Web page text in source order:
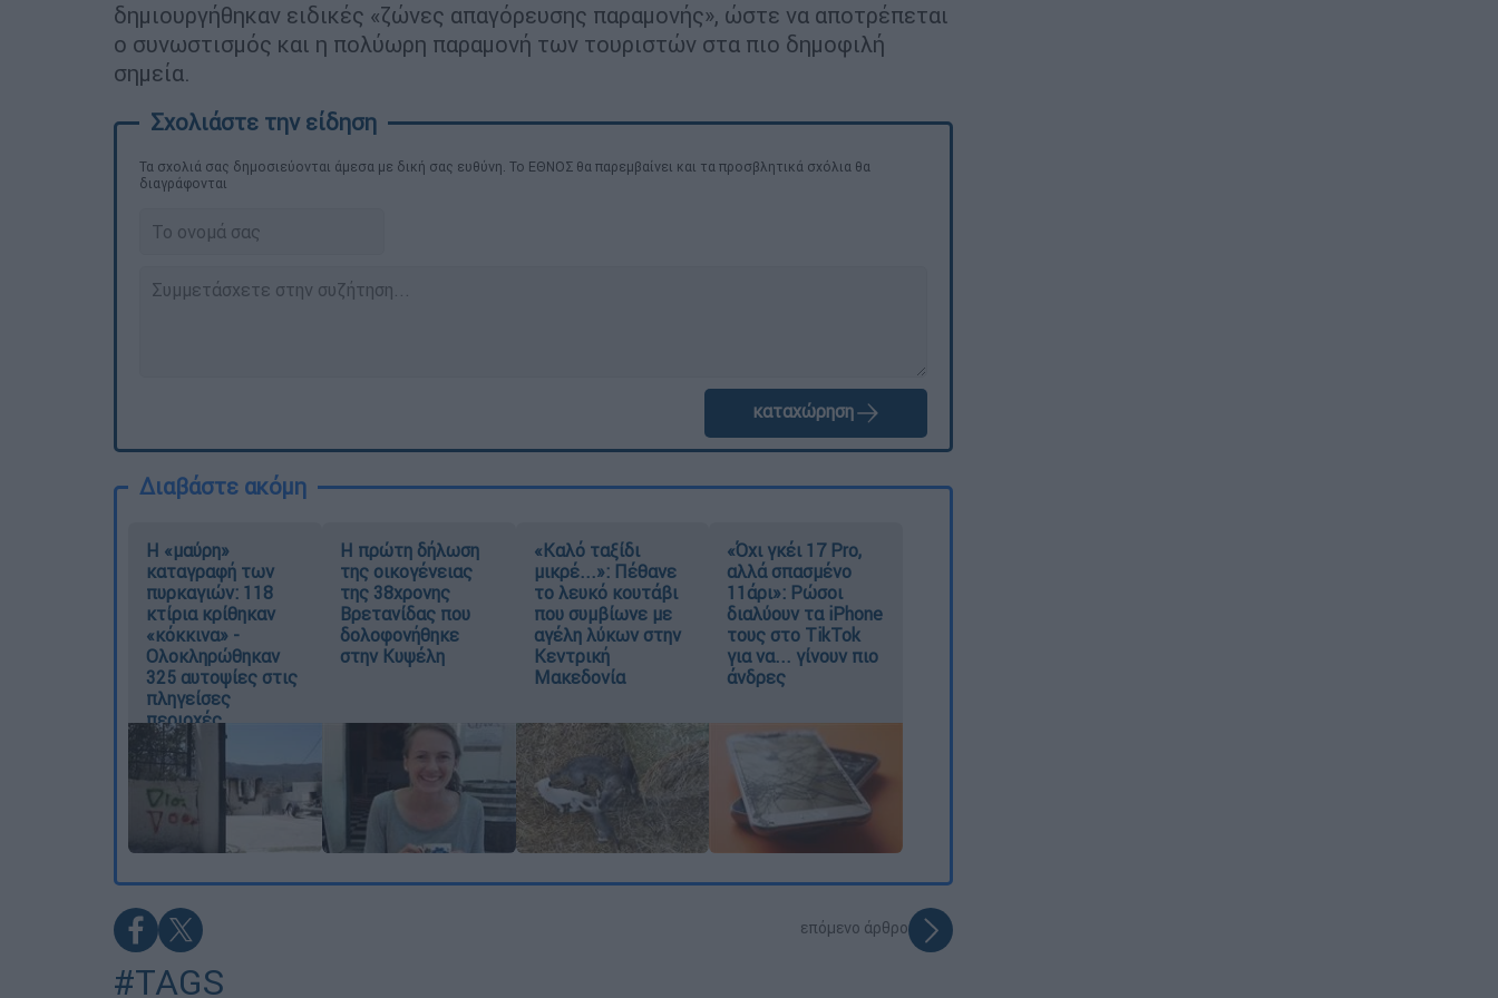
δημιουργήθηκαν ειδικές «ζώνες απαγόρευσης παραμονής», ώστε να αποτρέπεται
ο συνωστισμός και η πολύωρη παραμονή των τουριστών στα πιο δημοφιλή
σημεία.
Τα σχολιά σας δημοσιεύονται άμεσα με δική σας ευθύνη. Το ΕΘΝΟΣ θα παρεμβαίνει και τα προσβλητικά σχόλια θα
διαγράφονται
καταχώρηση
Διαβάστε ακόμη
Η «μαύρη»
καταγραφή των
πυρκαγιών: 118
κτίρια κρίθηκαν
«κόκκινα» -
Ολοκληρώθηκαν
325 αυτοψίες στις
πληγείσες
περιοχές
Η πρώτη δήλωση
της οικογένειας
της 38χρονης
Βρετανίδας που
δολοφονήθηκε
στην Κυψέλη
«Καλό ταξίδι
μικρέ...»: Πέθανε
το λευκό κουτάβι
που συμβίωνε με
αγέλη λύκων στην
Κεντρική
Μακεδονία
«Όχι γκέι 17 Pro,
αλλά σπασμένο
11άρι»: Ρώσοι
διαλύουν τα iPhone
τους στο TikTok
για να... γίνουν πιο
άνδρες
επόμενο άρθρο
#TAGS